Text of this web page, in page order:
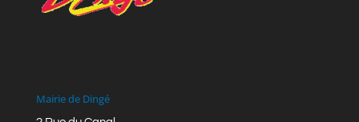
Mairie de Dingé